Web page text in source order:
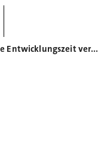
Ansys 19 soll die Entwicklungszeit verkürzen